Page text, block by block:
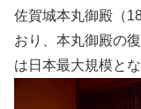
佐賀城本丸御殿（
おり、本丸御殿の
は日本最大規模と